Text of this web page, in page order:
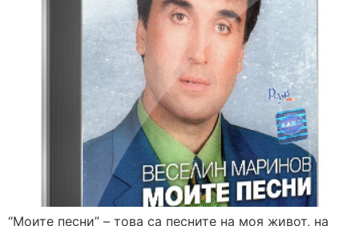
“Моите песни” – това са песните на моя живот, на